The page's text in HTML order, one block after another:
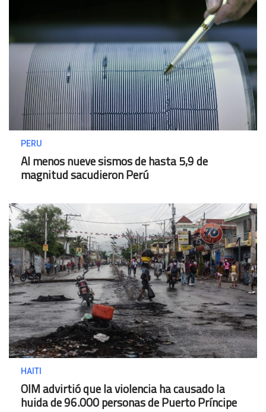
PERU
Al menos nueve sismos de hasta 5,9 de
magnitud sacudieron Perú
HAITI
OIM advirtió que la violencia ha causado la
huida de 96.000 personas de Puerto Príncipe